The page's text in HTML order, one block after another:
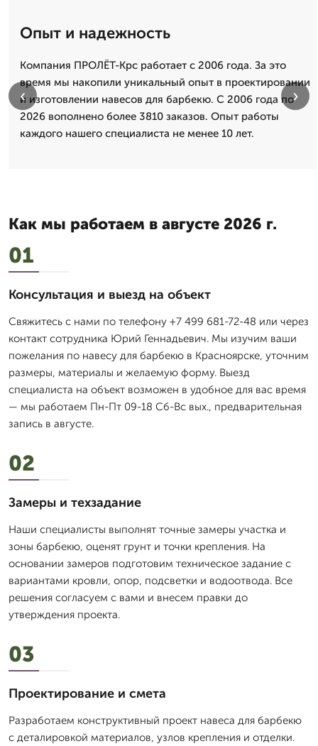
Опыт и надежность
Компания ПРОЛЁТ-Крс работает с 2006 года. За это
время мы накопили уникальный опыт в проектировании
и изготовлении навесов для барбекю. С 2006 года по
2026 вополнено более 3810 заказов. Опыт работы
каждого нашего специалиста не менее 10 лет.
‹ ›
Как мы работаем в августе 2026 г.
01
Консультация и выезд на объект
Свяжитесь с нами по телефону +7 499 681-72-48 или через
контакт сотрудника Юрий Геннадьевич. Мы изучим ваши
пожелания по навесу для барбекю в Красноярске, уточним
размеры, материалы и желаемую форму. Выезд
специалиста на объект возможен в удобное для вас время
— мы работаем Пн-Пт 09-18 Сб-Вс вых., предварительная
запись в августе.
02
Замеры и техзадание
Наши специалисты выполнят точные замеры участка и
зоны барбекю, оценят грунт и точки крепления. На
основании замеров подготовим техническое задание с
вариантами кровли, опор, подсветки и водоотвода. Все
решения согласуем с вами и внесем правки до
утверждения проекта.
03
Проектирование и смета
Разработаем конструктивный проект навеса для барбекю
с деталировкой материалов, узлов крепления и отделки.